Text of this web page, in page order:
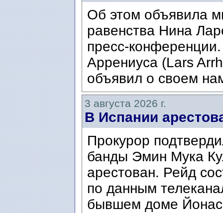
Об этом объявила
равенства Нина
пресс-
Аррениуса (Lars
объявил о своем
3 августа 2026 г.
В Испании
Прокурор
банды Эмин Мука
арестован. Рейд
по данным
бывшем доме